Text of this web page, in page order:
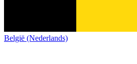
België (Nederlands)